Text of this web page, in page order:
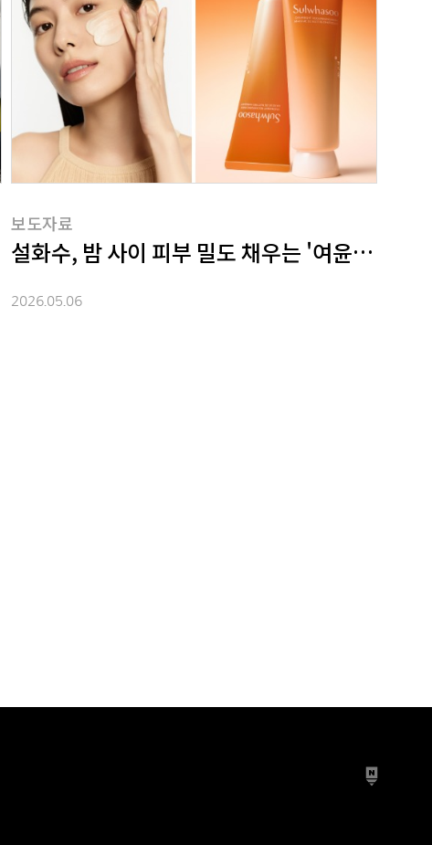
공략 본격화
보도자료
설화수, 밤 사이 피부 밀도 채우는 '여윤팩' 오
2026.05.06